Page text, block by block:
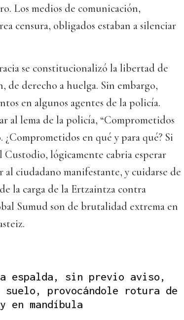
Los medios de comunicación,
censura, obligados estaban a silenciar
se constitucionalizó la libertad de
de derecho a huelga. Sin embargo,
en algunos agentes de la policía.
al lema de la policía, “Comprometidos
¿Comprometidos en qué y para qué? Si
Custodio, lógicamente cabria esperar
al ciudadano manifestante, y cuidarse de
la carga de la Ertzaintza contra
Sumud son de brutalidad extrema en
espalda, sin previo aviso,
provocándole rotura de
en mandíbula